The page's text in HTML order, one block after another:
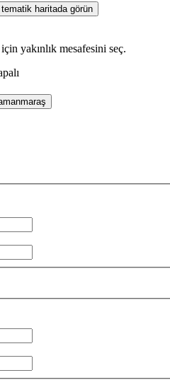
haritada görün
yakınlık mesafesini seç.